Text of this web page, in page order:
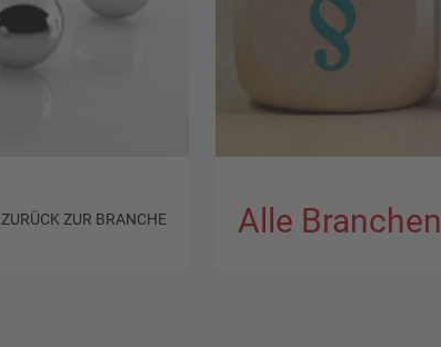
ZURÜCK ZUR BRANCHE Alle Branchen